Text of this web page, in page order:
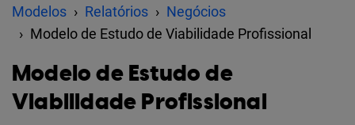
Modelos Relatórios
Negócios
Modelo de Estudo de Viabilidade Profissional
Modelo de Estudo de
Viabilidade Profissional